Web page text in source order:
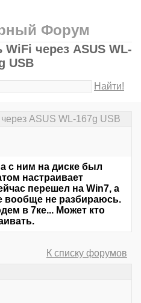
Форум
WiFi через ASUS WL-
USB
Найти!
ASUS WL-167g USB
с ним на диске был
настраивает
перешел на Win7, а
вообще не разбираюсь.
в 7ке... Может кто
К списку форумов